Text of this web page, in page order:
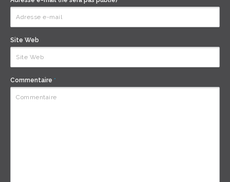
Site Web
Commentaire *